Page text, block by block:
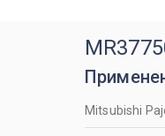
Mitsubishi